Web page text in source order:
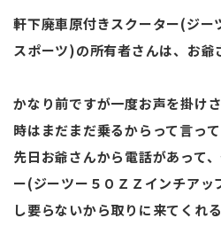
軒下廃車原付きスクーター(ジー
スポーツ)の所有者さんは、お爺
かなり前ですが一度お声を掛け
時はまだまだ乗るからって言っ
先日お爺さんから電話があって
ー(ジーツー５０ＺＺインチア
し要らないから取りに来てくれ